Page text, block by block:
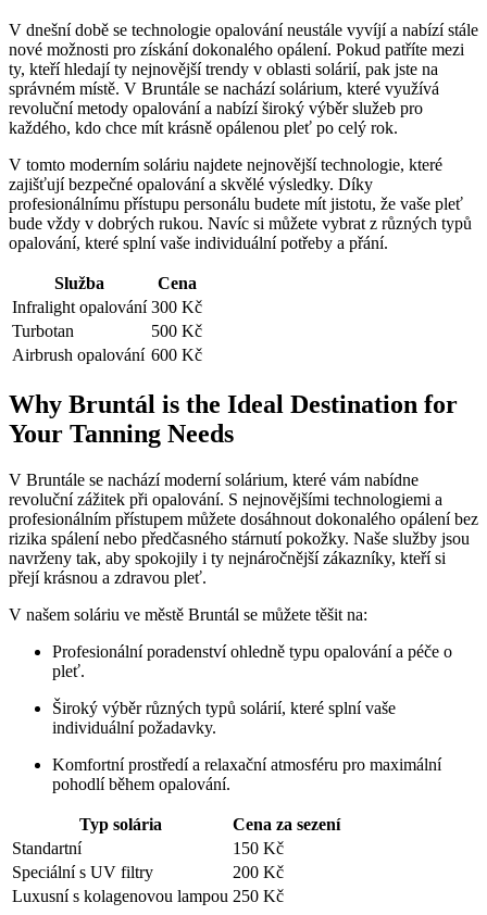
V dnešní době se technologie opalování neustále vyvíjí a nabízí stále
nové možnosti pro získání dokonalého opálení. Pokud patříte mezi
ty, kteří hledají ty nejnovější trendy v oblasti solárií, pak jste na
správném místě. V Bruntále se nachází solárium, které využívá
revoluční metody opalování a nabízí široký výběr služeb pro
každého, kdo chce mít krásně opálenou pleť po celý rok.
V tomto moderním soláriu najdete nejnovější technologie, které
zajišťují bezpečné opalování a skvělé výsledky. Díky
profesionálnímu přístupu personálu budete mít jistotu, že vaše pleť
bude vždy v dobrých rukou. Navíc si můžete vybrat z různých typů
opalování, které splní vaše individuální potřeby a přání.
Služba
Cena
Infralight opalování 300 Kč
Turbotan
500 Kč
Airbrush opalování 600 Kč
Why Bruntál is the Ideal Destination for
Your Tanning Needs
V Bruntále se nachází moderní solárium, které vám nabídne
revoluční zážitek při opalování. S nejnovějšími technologiemi a
profesionálním přístupem můžete dosáhnout dokonalého opálení bez
rizika spálení nebo předčasného stárnutí pokožky. Naše služby jsou
navrženy tak, aby spokojily i ty nejnáročnější zákazníky, kteří si
přejí krásnou a zdravou pleť.
V našem soláriu ve městě Bruntál se můžete těšit na:
Profesionální poradenství ohledně typu opalování a péče o
pleť.
Široký výběr různých typů solárií, které splní vaše
individuální požadavky.
Komfortní prostředí a relaxační atmosféru pro maximální
pohodlí během opalování.
Typ solária
Cena za sezení
Standartní
150 Kč
Speciální s UV filtry
200 Kč
Luxusní s kolagenovou lampou 250 Kč